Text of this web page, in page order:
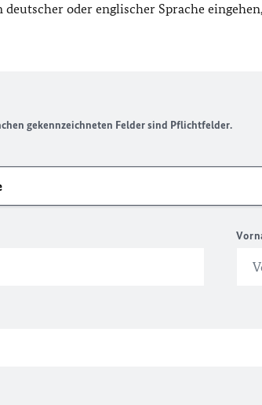
oder englischer Sprache
gekennzeichneten Felder sind Pflichtfelder.